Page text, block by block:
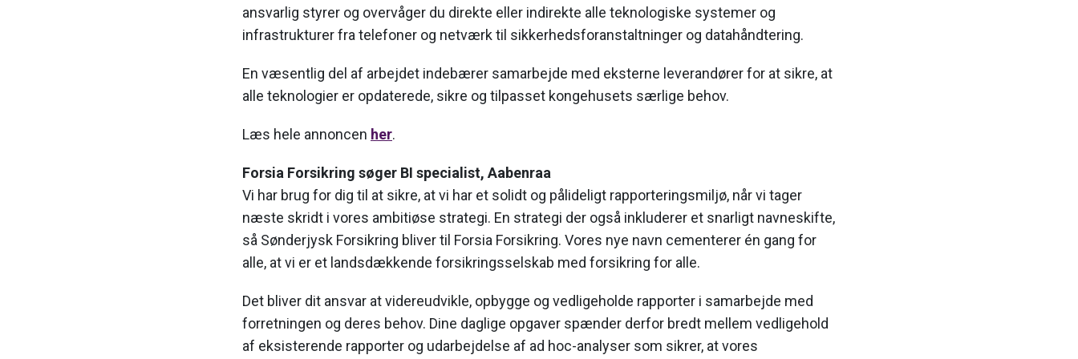
ansvarlig styrer og overvåger du direkte eller indirekte alle teknologiske systemer og
infrastrukturer fra telefoner og netværk til sikkerhedsforanstaltninger og datahåndtering.
En væsentlig del af arbejdet indebærer samarbejde med eksterne leverandører for at sikre, at
alle teknologier er opdaterede, sikre og tilpasset kongehusets særlige behov.
Læs hele annoncen her.
Forsia Forsikring søger BI specialist, Aabenraa
Vi har brug for dig til at sikre, at vi har et solidt og pålideligt rapporteringsmiljø, når vi tager
næste skridt i vores ambitiøse strategi. En strategi der også inkluderer et snarligt navneskifte,
så Sønderjysk Forsikring bliver til Forsia Forsikring. Vores nye navn cementerer én gang for
alle, at vi er et landsdækkende forsikringsselskab med forsikring for alle.
Det bliver dit ansvar at videreudvikle, opbygge og vedligeholde rapporter i samarbejde med
forretningen og deres behov. Dine daglige opgaver spænder derfor bredt mellem vedligehold
af eksisterende rapporter og udarbejdelse af ad hoc-analyser som sikrer, at vores